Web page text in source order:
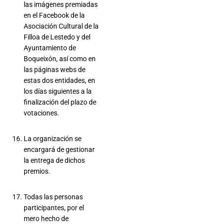
las imágenes premiadas
en el Facebook de la
Asociación Cultural de la
Filloa de Lestedo y del
Ayuntamiento de
Boqueixón, así como en
las páginas webs de
estas dos entidades, en
los días siguientes a la
finalización del plazo de
votaciones.
La organización se
encargará de gestionar
la entrega de dichos
premios.
Todas las personas
participantes, por el
mero hecho de